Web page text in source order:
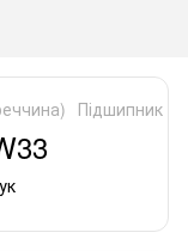
Підшипник